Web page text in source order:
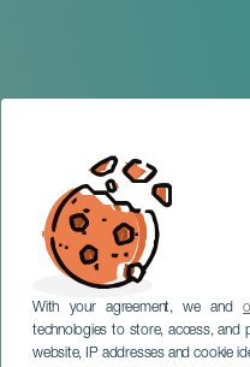
With your agreement, we and
technologies to store, access, and
website, IP addresses and cookie
Bohemian
LA PALMA